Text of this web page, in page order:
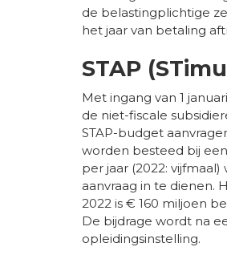
de belastingplichtige
het jaar van betaling
STAP
Met ingang van 1
de niet-fiscale
STAP-budget
worden besteed bij
per jaar (2022:
aanvraag in te dienen.
2022 is € 160 miljoen
De bijdrage wordt na
opleidingsinstelling.